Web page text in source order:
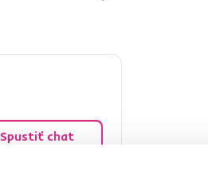
Spustiť chat